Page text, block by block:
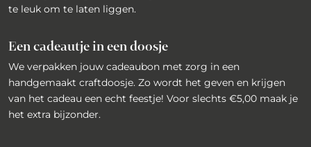
te leuk om te laten liggen.
Een cadeautje in een doosje
We verpakken jouw cadeaubon met zorg in een
handgemaakt craftdoosje. Zo wordt het geven en krijgen
van het cadeau een echt feestje! Voor slechts €5,00 maak je
het extra bijzonder.